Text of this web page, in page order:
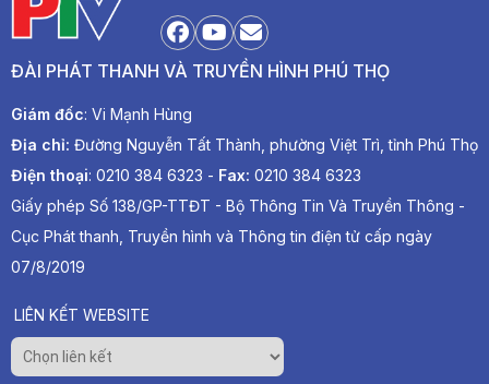
ĐÀI PHÁT THANH VÀ TRUYỀN HÌNH PHÚ THỌ
Giám đốc: Vi Mạnh Hùng
Địa chỉ: Đường Nguyễn Tất Thành, phường Việt Trì, tỉnh Phú Thọ
Điện thoại: 0210 384 6323 - Fax: 0210 384 6323
Giấy phép Số 138/GP-TTĐT - Bộ Thông Tin Và Truyền Thông -
Cục Phát thanh, Truyền hình và Thông tin điện tử cấp ngày
07/8/2019
LIÊN KẾT WEBSITE